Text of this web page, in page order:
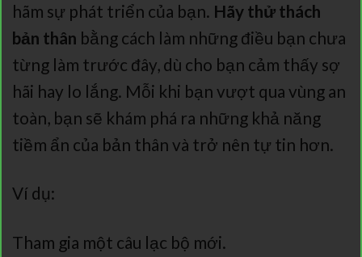
hãm sự phát triển của bạn. Hãy thử thách
bản thân bằng cách làm những điều bạn chưa
từng làm trước đây, dù cho bạn cảm thấy sợ
hãi hay lo lắng. Mỗi khi bạn vượt qua vùng an
toàn, bạn sẽ khám phá ra những khả năng
tiềm ẩn của bản thân và trở nên tự tin hơn.
Ví dụ:
Tham gia một câu lạc bộ mới.